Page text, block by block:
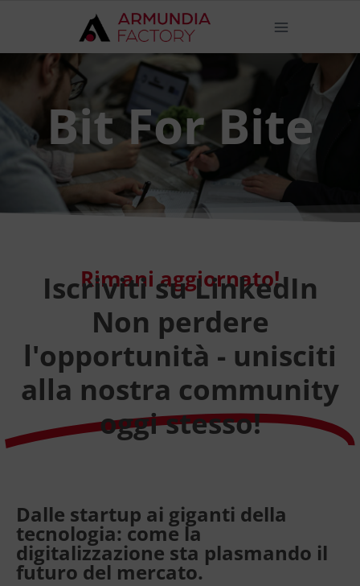
Bit For Bite
Rimani aggiornato!
Iscriviti su LinkedIn
Non perdere
l'opportunità - unisciti
alla nostra community
oggi stesso!
Dalle startup ai giganti della
tecnologia: come la
digitalizzazione sta plasmando il
futuro del mercato.